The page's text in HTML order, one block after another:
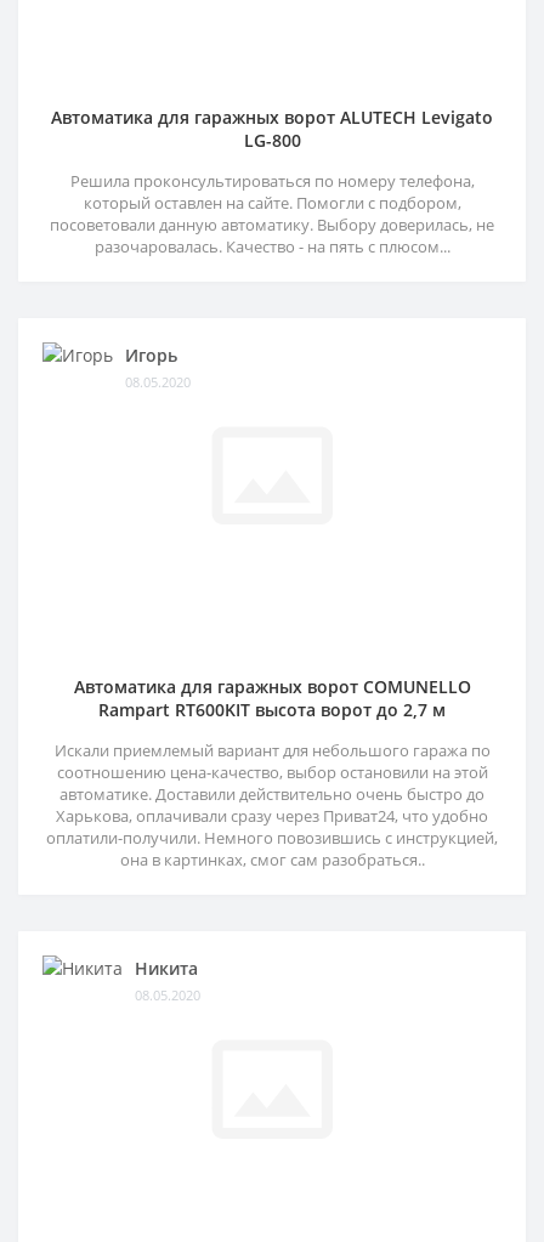
Автоматика для гаражных ворот ALUTECH Levigato
LG-800
Решила проконсультироваться по номеру телефона,
который оставлен на сайте. Помогли с подбором,
посоветовали данную автоматику. Выбору доверилась, не
разочаровалась. Качество - на пять с плюсом...
Игорь
08.05.2020
Автоматика для гаражных ворот COMUNELLO
Rampart RT600KIT высота ворот до 2,7 м
Искали приемлемый вариант для небольшого гаража по
соотношению цена-качество, выбор остановили на этой
автоматике. Доставили действительно очень быстро до
Харькова, оплачивали сразу через Приват24, что удобно
оплатили-получили. Немного повозившись с инструкцией,
она в картинках, смог сам разобраться..
Никита
08.05.2020